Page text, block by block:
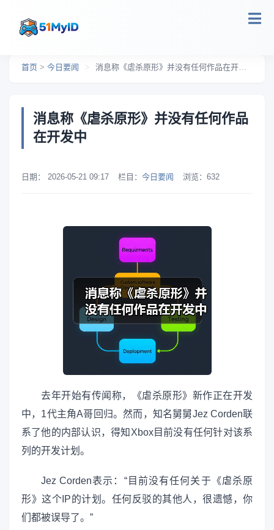
首页 > 今日要闻 > 消息称《虐杀原形》并没有任何作品在开发中
消息称《虐杀原形》并没有任何作品
在开发中
日期： 2026-05-21 09:17 栏目： 今日要闻 浏览： 632
去年开始有传闻称，《虐杀原形》新作正在开发
中，1代主角A哥回归。然而，知名舅舅Jez Corden联
系了他的内部认识，得知Xbox目前没有任何针对该系
列的开发计划。
Jez Corden表示：“目前没有任何关于《虐杀原
形》这个IP的计划。任何反驳的其他人，很遗憾，你
们都被误导了。”